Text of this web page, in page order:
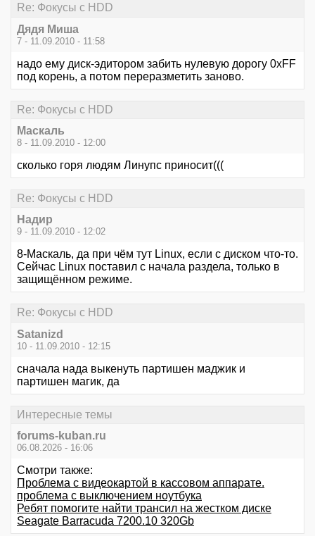
Re: Фокусы с HDD
Дядя Миша
7 - 11.09.2010 - 11:58
надо ему диск-эдитором забить нулевую дорогу 0xFF
под корень, а потом переразметить заново.
Re: Фокусы с HDD
Маскаль
8 - 11.09.2010 - 12:00
сколько горя людям Линупс приносит(((
Re: Фокусы с HDD
Надир
9 - 11.09.2010 - 12:02
8-Маскаль, да при чём тут Linux, если с диском что-то.
Сейчас Linux поставил с начала раздела, только в
защищённом режиме.
Re: Фокусы с HDD
Satanizd
10 - 11.09.2010 - 12:15
сначала нада выкенуть партишен маджик и
партишен магик, да
Интересные темы
forums-kuban.ru
06.08.2026 - 16:06
Смотри также:
Проблема с видеокартой в кассовом аппарате.
проблема с выключением ноутбука
Ребят помогите найти трансил на жестком диске
Seagate Barracuda 7200.10 320Gb